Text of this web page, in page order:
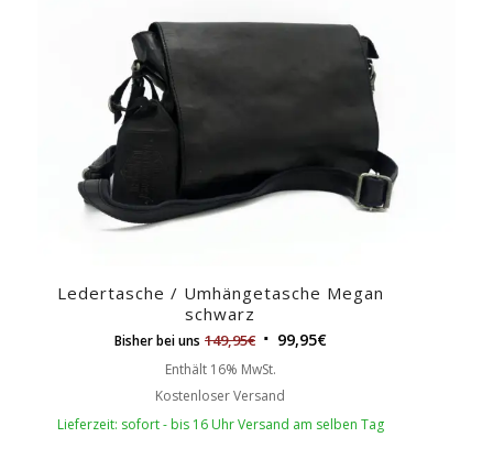
Ledertasche / Umhängetasche Megan
schwarz
Bisher bei uns 149,95€ 99,95€
Enthält 16% MwSt.
Kostenloser Versand
Lieferzeit: sofort - bis 16 Uhr Versand am selben Tag